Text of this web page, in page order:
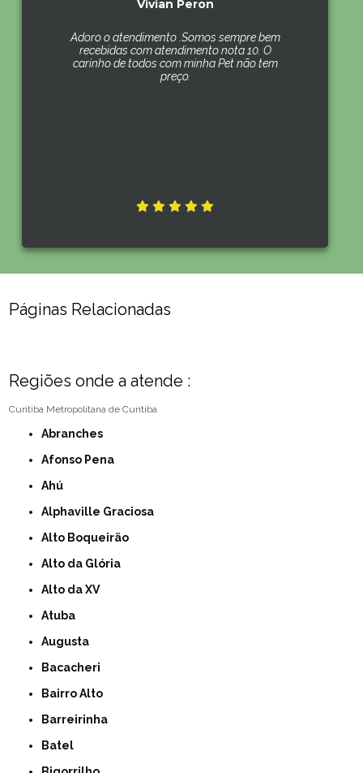
Vivian Peron
Adoro o atendimento .Somos sempre bem
recebidas com atendimento nota 10. O
carinho de todos com minha Pet não tem
preço.
Páginas Relacionadas
Regiões onde a atende :
Curitiba Metropolitana de Curitiba
Abranches
Afonso Pena
Ahú
Alphaville Graciosa
Alto Boqueirão
Alto da Glória
Alto da XV
Atuba
Augusta
Bacacheri
Bairro Alto
Barreirinha
Batel